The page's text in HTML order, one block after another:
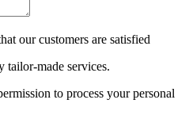
our customers are satisfied
made services.
to process your personal